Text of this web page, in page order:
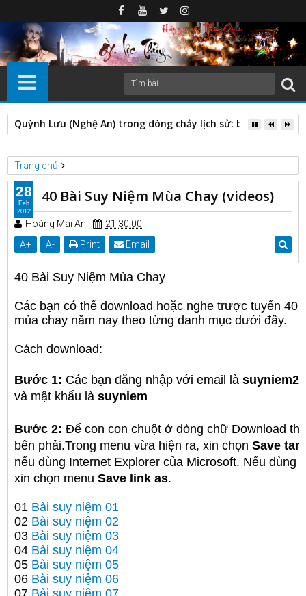
Quỳnh Lưu (Nghệ An) trong dòng chảy lịch sử: biến động
Trang chủ
Đời sống cầu nguyện
40 Bài Suy Niệm Mùa Chay (videos)
40 Bài Suy Niệm Mùa Chay (videos)
Hoàng Mai An
21:30:00
A+ A- Print Email
40 Bài Suy Niệm Mùa Chay
Các bạn có thể download hoặc nghe trược tuyến 40
mùa chay năm nay theo từng danh mục dưới đây.
Cách download:
Bước 1: Các bạn đăng nhập với email là
và mật khẩu là suyniem
Bước 2: Để con con chuột ở dòng chữ Download
bên phải.Trong menu vừa hiện ra, xin chọn Save
nếu dùng Internet Explorer của Microsoft. Nếu dùng
xin chọn menu Save link as.
01 Bài suy niệm 01
02 Bài suy niệm 02
03 Bài suy niệm 03
04 Bài suy niệm 04
05 Bài suy niệm 05
06 Bài suy niệm 06
07 Bài suy niệm 07
28
Feb
2012